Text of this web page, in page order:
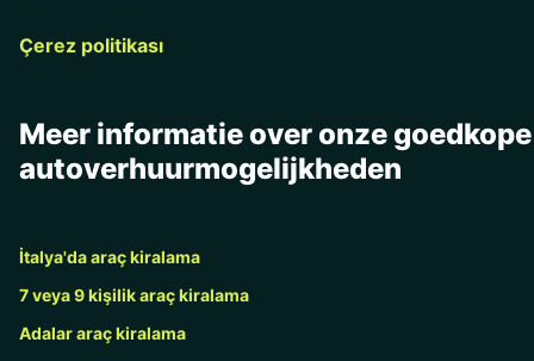
Çerez politikası
Meer informatie over onze goedkope
autoverhuurmogelijkheden
İtalya'da araç kiralama
7 veya 9 kişilik araç kiralama
Adalar araç kiralama